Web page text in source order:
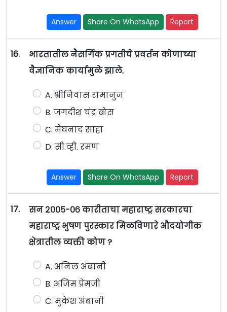
Answer Share On WhatsApp Report
16.
भारतातील नैसर्गिक प्रगतीचे प्रवर्तन कोणाच्या
वैज्ञानिक कार्यामुळे झाले.
A. श्रीनिवास रामानुज
B. जगदीश चंद्र बोस
C. मेघनाद साहा
D. सी.व्ही. रमण
Answer Share On WhatsApp Report
17.
सन २००५-०६ कारीताचा महाराष्ट्र सरकारचा
महाराष्ट्र भुषण पुरस्कार मिळविणारे औदयोगीक
क्षेत्रातील व्यक्ती कोण ?
A. अनिल अंबानी
B. अजिम प्रेमजी
C. मुकेश अंबानी